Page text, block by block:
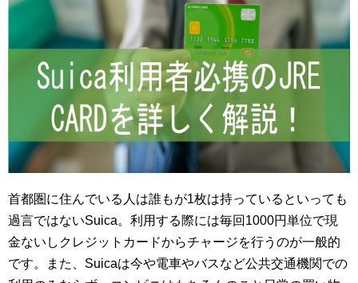
首都圏に住んでいる人は誰もが1枚は持っているといっても
過言ではないSuica。利用する際には毎回1000円単位で現
金ないしクレジットカードからチャージを行うのが一般的
です。また、Suicaは今や電車やバスなど公共交通機関での